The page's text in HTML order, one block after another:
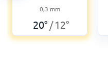
0,3 mm
20° / 12°